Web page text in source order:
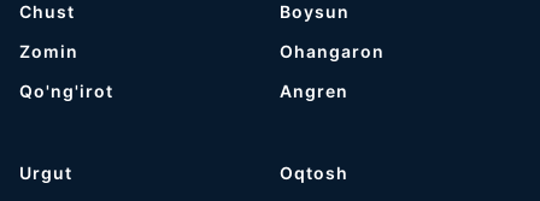
Chust
Zomin
Qo'ng'irot
Boysun
Ohangaron
Angren
Urgut
Oqtosh